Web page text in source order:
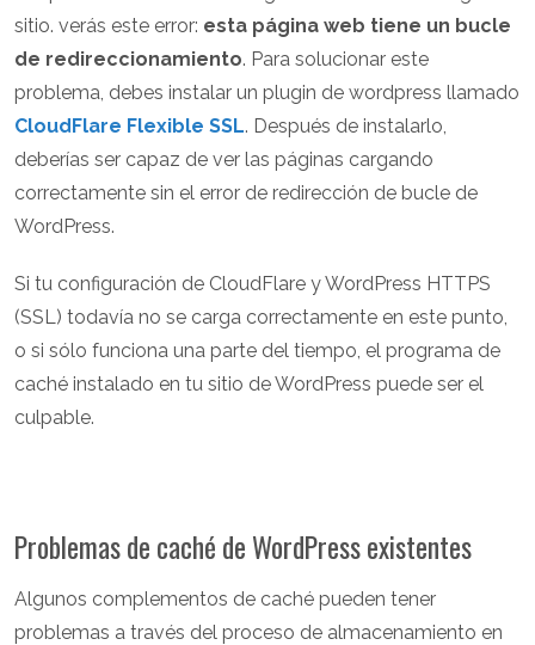
sitio. verás este error: esta página web tiene un bucle
de redireccionamiento. Para solucionar este
problema, debes instalar un plugin de wordpress llamado
CloudFlare Flexible SSL. Después de instalarlo,
deberías ser capaz de ver las páginas cargando
correctamente sin el error de redirección de bucle de
WordPress.
Si tu configuración de CloudFlare y WordPress HTTPS
(SSL) todavía no se carga correctamente en este punto,
o si sólo funciona una parte del tiempo, el programa de
caché instalado en tu sitio de WordPress puede ser el
culpable.
Problemas de caché de WordPress existentes
Algunos complementos de caché pueden tener
problemas a través del proceso de almacenamiento en